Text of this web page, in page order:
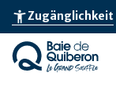
Skip
main
content
accessibility_newZugänglichkeit